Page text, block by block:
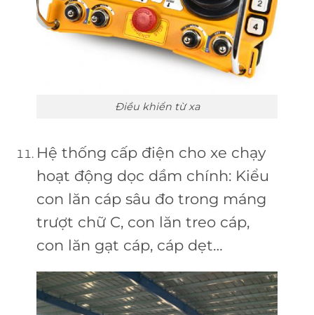
Điều khiển từ xa
Hệ thống cấp điện cho xe chạy
hoạt động dọc dầm chính: Kiểu
con lăn cáp sâu đo trong máng
trượt chữ C, con lăn treo cáp,
con lăn gạt cáp, cáp dẹt…